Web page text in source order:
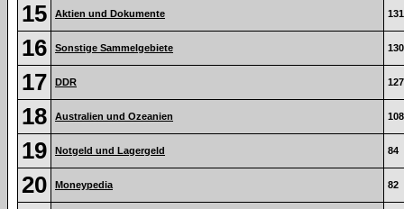
15 Aktien und Dokumente 131
16 Sonstige Sammelgebiete 130
17 DDR 127
18 Australien und Ozeanien 108
19 Notgeld und Lagergeld 84
20 Moneypedia 82